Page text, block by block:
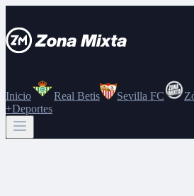
Inicio Real Betis Sevilla FC
+Deportes